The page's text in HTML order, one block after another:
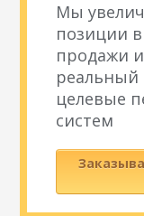
Мы
позиции
продажи
реальный
целевые
систем